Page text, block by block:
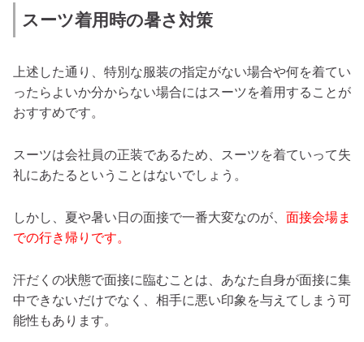
スーツ着用時の暑さ対策
上述した通り、特別な服装の指定がない場合や何を着てい
ったらよいか分からない場合にはスーツを着用することが
おすすめです。
スーツは会社員の正装であるため、スーツを着ていって失
礼にあたるということはないでしょう。
しかし、夏や暑い日の面接で一番大変なのが、 面接会場ま
での行き帰りです。
汗だくの状態で面接に臨むことは、あなた自身が面接に集
中できないだけでなく、相手に悪い印象を与えてしまう可
能性もあります。